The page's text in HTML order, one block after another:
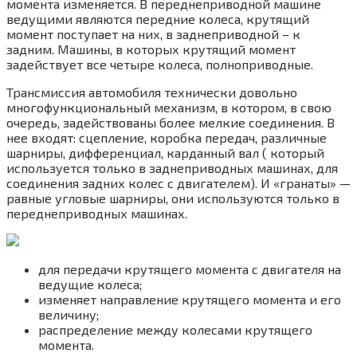
момента изменяется. В переднеприводной машине
ведущими являются передние колеса, крутящий
момент поступает на них, в заднеприводной – к
задним. Машины, в которых крутящий момент
задействует все четыре колеса, полноприводные.
Трансмиссия автомобиля технически довольно
многофункциональный механизм, в котором, в свою
очередь, задействованы более мелкие соединения. В
нее входят: сцепление, коробка передач, различные
шарниры, дифференциал, карданный вал ( который
используется только в заднеприводных машинах, для
соединения задних колес с двигателем). И «гранаты» —
равные угловые шарниры, они используются только в
переднеприводных машинах.
для передачи крутящего момента с двигателя на
ведущие колеса;
изменяет направление крутящего момента и его
величину;
распределение между колесами крутящего
момента.